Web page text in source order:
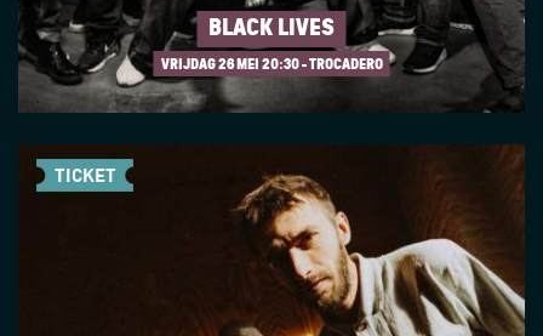
BLACK LIVES
VRIJDAG 26 MEI 20:30 - TROCADERO
TICKET